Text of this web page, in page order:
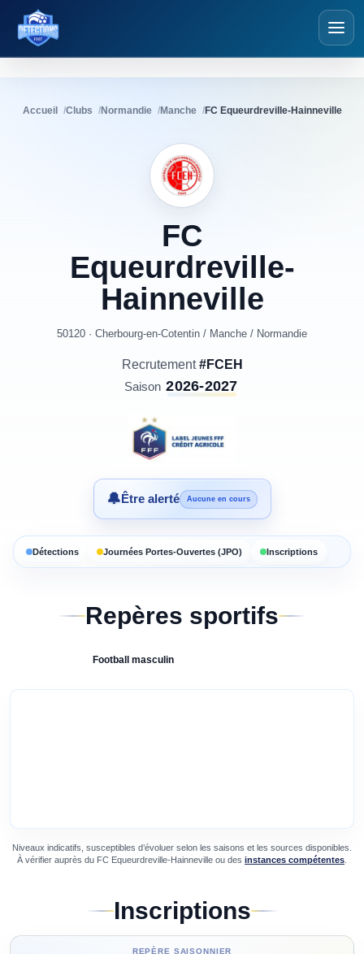
Détections Foot
Accueil Clubs Normandie Manche FC Equeurdreville-Hainneville
FC
Equeurdreville-
Hainneville
50120 · Cherbourg-en-Cotentin / Manche / Normandie
Recrutement#FCEH
Saison 2026-2027
🔔Être alerté Aucune en cours
Détections Journées Portes-Ouvertes (JPO) Inscriptions
Repères sportifs
Football masculin
Niveaux indicatifs, susceptibles d’évoluer selon les saisons et les sources disponibles.
À vérifier auprès du FC Equeurdreville-Hainneville ou des instances compétentes
Inscriptions
REPÈRE SAISONNIER